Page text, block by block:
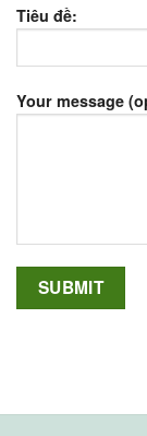
Tiêu đề:
Your message